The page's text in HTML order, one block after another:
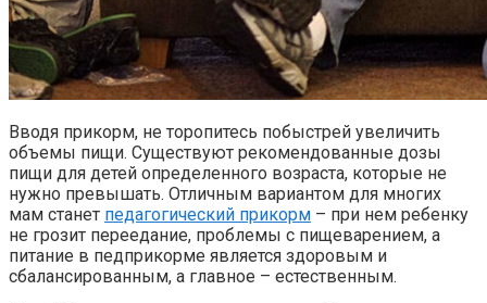
Вводя прикорм, не торопитесь побыстрей увеличить
объемы пищи. Существуют рекомендованные дозы
пищи для детей определенного возраста, которые не
нужно превышать. Отличным вариантом для многих
мам станет педагогический прикорм – при нем ребенку
не грозит переедание, проблемы с пищеварением, а
питание в педприкорме является здоровым и
сбалансированным, а главное – естественным.